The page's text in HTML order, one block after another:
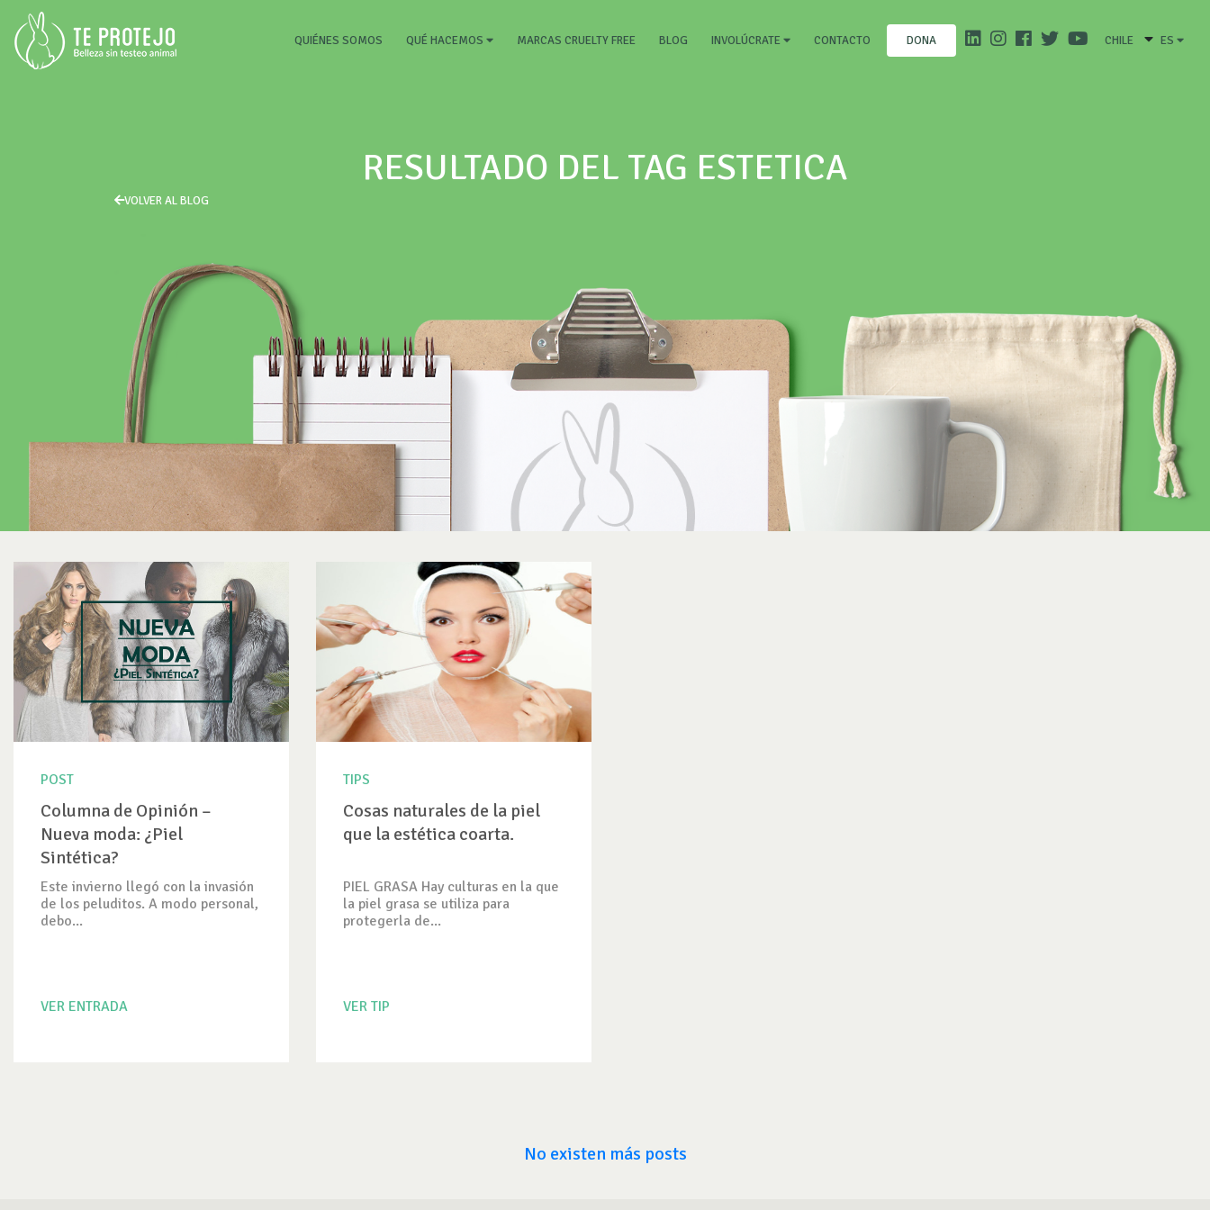
QUIÉNES SOMOS (CURRENT)
QUÉ HACEMOS MARCAS CRUELTY FREE BLOG INVOLÚCRATE CONTACTO DONA CHILE ES
RESULTADO DEL TAG ESTETICA
VOLVER AL BLOG
POST
Columna de Opinión –
Nueva moda: ¿Piel
Sintética?
Este invierno llegó con la invasión
de los peluditos. A modo personal,
debo...
VER ENTRADA
TIPS
Cosas naturales de la piel
que la estética coarta.
PIEL GRASA Hay culturas en la que
la piel grasa se utiliza para
protegerla de...
VER TIP
No existen más posts